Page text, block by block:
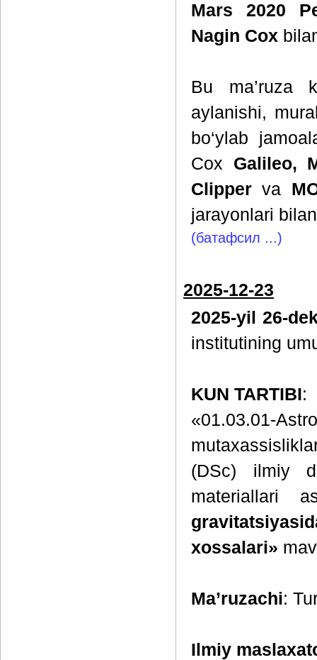
Mars 2020
Nagin Cox
Bu ma’ruza
aylanishi,
bo‘ylab
Cox Galileo,
Clipper va
jarayonlari
(батафсил ...)
2025-12-23
2025-yil 26-
institutining
KUN TARTIBI:
«01.03.01-
(DSc) ilmiy
materiallari
xossalari»
Ma’ruzachi:
Ilmiy